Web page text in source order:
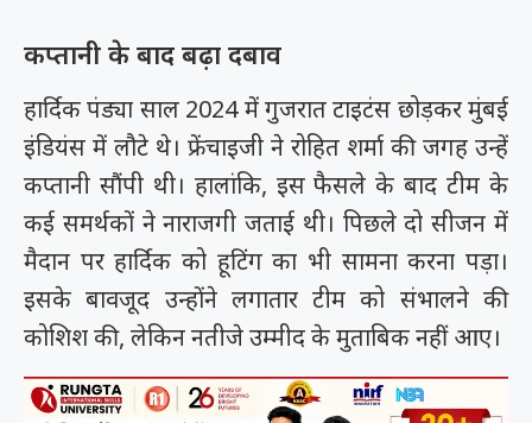
कप्तानी के बाद बढ़ा दबाव
हार्दिक पंड्या साल 2024 में गुजरात टाइटंस छोड़कर मुंबई
इंडियंस में लौटे थे। फ्रेंचाइजी ने रोहित शर्मा की जगह उन्हें
कप्तानी सौंपी थी। हालांकि, इस फैसले के बाद टीम के
कई समर्थकों ने नाराजगी जताई थी। पिछले दो सीजन में
मैदान पर हार्दिक को हूटिंग का भी सामना करना पड़ा।
इसके बावजूद उन्होंने लगातार टीम को संभालने की
कोशिश की, लेकिन नतीजे उम्मीद के मुताबिक नहीं आए।